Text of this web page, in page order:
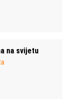
na svijetu